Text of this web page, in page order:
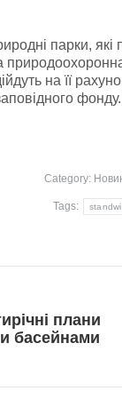
парки,
на її
Category:
Tags:
плани
басейнами